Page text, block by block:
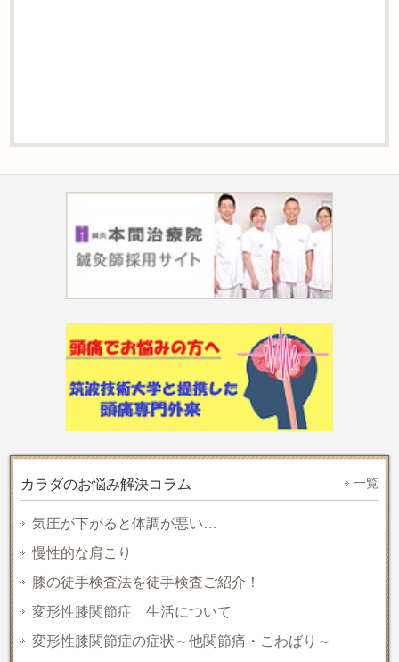
カラダのお悩み解決コラム 一覧
気圧が下がると体調が悪い…
慢性的な肩こり
膝の徒手検査法を徒手検査ご紹介！
変形性膝関節症 生活について
変形性膝関節症の症状～他関節痛・こわばり～